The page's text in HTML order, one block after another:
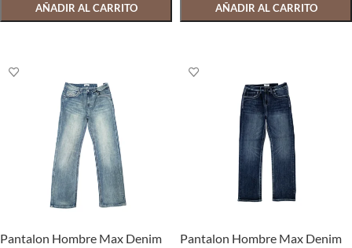
AÑADIR AL CARRITO AÑADIR AL CARRITO
Pantalon Hombre Max Denim
Pantalon Hombre Max Denim